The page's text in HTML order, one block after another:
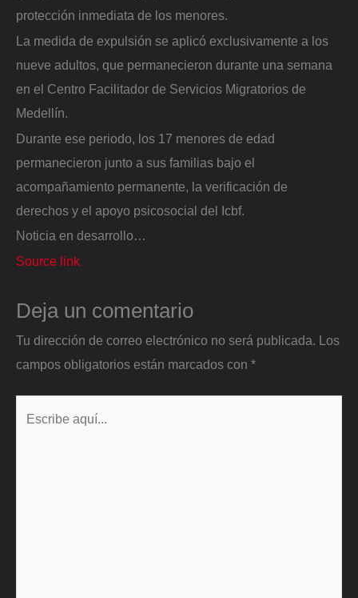
protección inmediata de los menores.
La medida de expulsión se aplicó exclusivamente a los
nueve adultos, que permanecieron durante una semana
en el Centro Facilitador de Servicios Migratorios de
Medellín.
Durante ese periodo, los 17 menores de edad
permanecieron junto a sus familias bajo el
acompañamiento permanente, la verificación de
derechos y el apoyo psicosocial del Icbf.
Noticia en desarrollo…
Source link
Deja un comentario
Tu dirección de correo electrónico no será publicada. Los
campos obligatorios están marcados con *